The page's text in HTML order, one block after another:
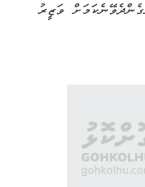
ވަޒީރު